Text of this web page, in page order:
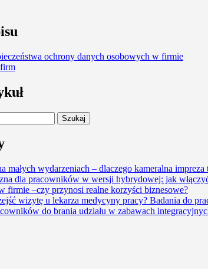
ochrony danych osobowych w firmie
małych wydarzeniach – dlaczego kameralna impreza
dla pracowników w wersji hybrydowej: jak
firmie –czy przynosi realne korzyści biznesowe?
wizytę u lekarza medycyny pracy? Badania do
do brania udziału w zabawach